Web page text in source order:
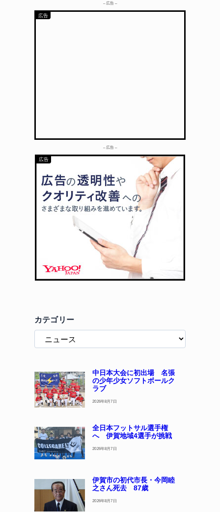
– 広告 –
– 広告 –
カテゴリー
中日本大会に初出場 名張
の少年少女ソフトボールク
ラブ
2026年8月7日
全日本フットサル選手権
へ 伊賀地域4選手が挑戦
2026年8月7日
伊賀市の初代市長・今岡睦
之さん死去 87歳
2026年8月7日